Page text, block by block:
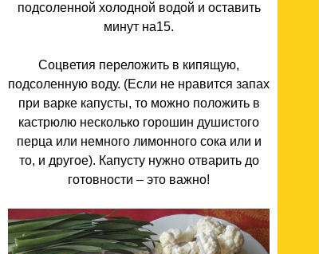
подсоленной холодной водой и оставить
минут на15.
Соцветия переложить в кипящую,
подсоленную воду. (Если не нравится запах
при варке капусты, то можно положить в
кастрюлю несколько горошин душистого
перца или немного лимонного сока или и
то, и другое). Капусту нужно отварить до
готовности – это важно!